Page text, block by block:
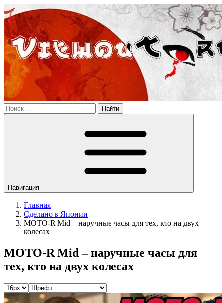
Найти
Навигация
Главная
Сделано в Японии
MOTO-R Mid – наручные часы для тех, кто на двух
колесах
MOTO-R Mid – наручные часы для
тех, кто на двух колесах